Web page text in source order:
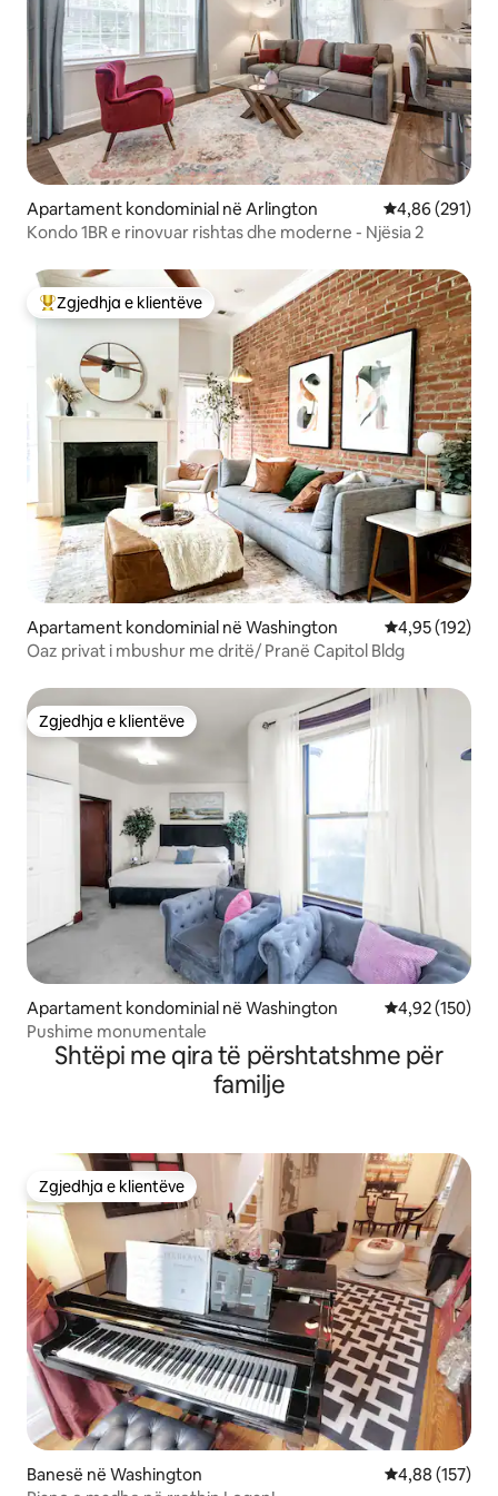
Apartament kondominial në Arlington Vlerësimi
4,86 (291)
Kondo 1BR e rinovuar rishtas dhe moderne - Njësia 2
Më të mirat e zgjedhjeve të klientëve
Zgjedhja e klientëve
Apartament kondominial në Washington Vlerësimi
4,95 (192)
Oaz privat i mbushur me dritë/ Pranë Capitol Bldg
Zgjedhja e klientëve
Zgjedhja e klientëve
Apartament kondominial në Washington Vlerësimi
4,92 (150)
Pushime monumentale
Shtëpi me qira të përshtatshme për
familje
Zgjedhja e klientëve
Zgjedhja e klientëve
Banesë në Washington Vlerësimi
4,88 (157)